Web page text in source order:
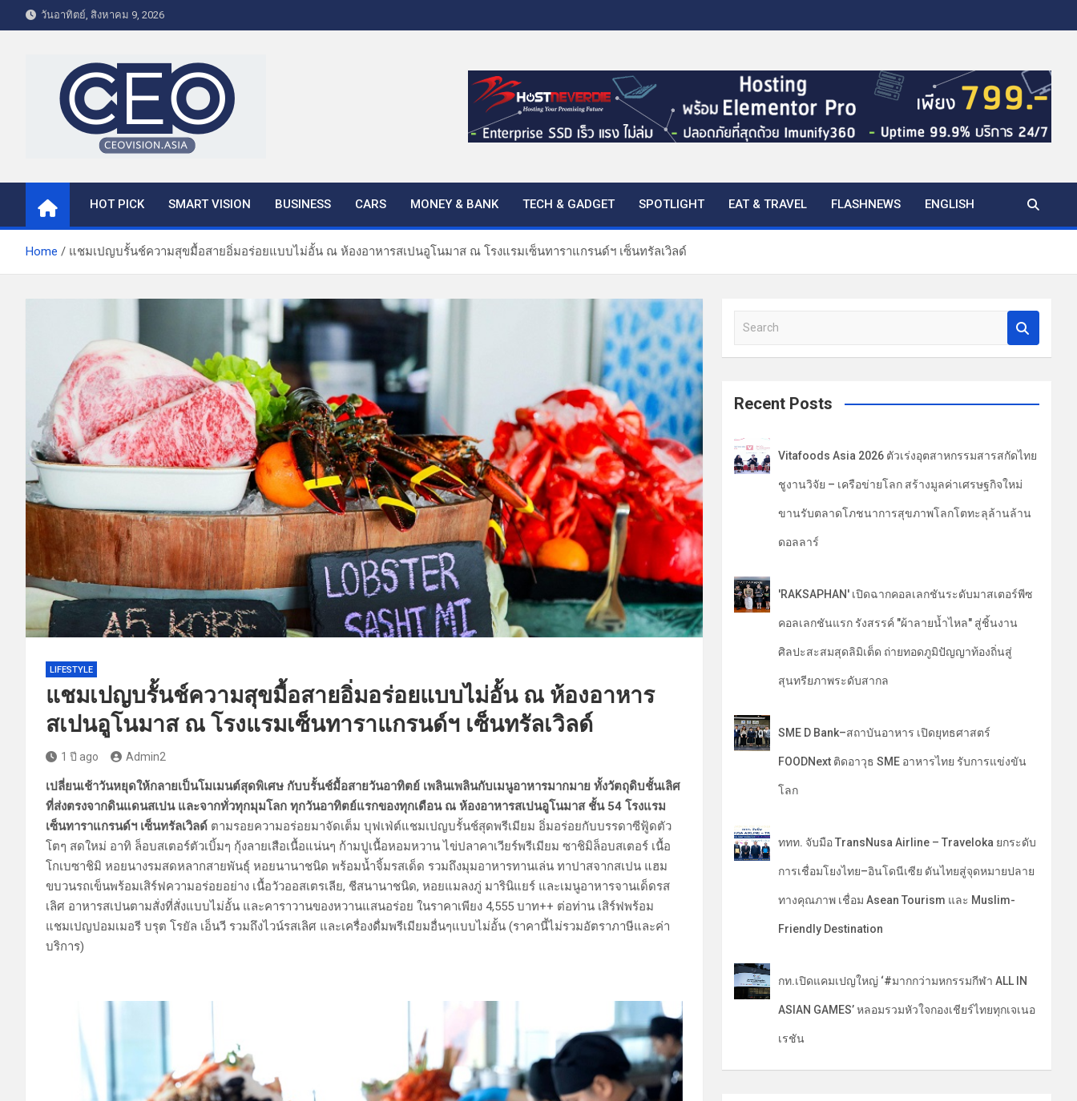
k
n
วันอาทิตย์, สิงหาคม 9, 2026
CEO VISION.ASIA
HOT PICK SMART VISION BUSINESS CARS MONEY & BANK TECH & GADGET SPOTLIGHT EAT & TRAVEL FLASHNEWS ENGLISH
Home แชมเปญบรั้นช์ความสุขมื้อสายอิ่มอร่อยแบบไม่อั้น ณ ห้องอาหารสเปนอูโนมาส ณ โรงแรมเซ็นทาราแกรนด์ฯ เซ็นทรัลเวิลด์
LIFESTYLE
แชมเปญบรั้นช์ความสุขมื้อสายอิ่มอร่อยแบบไม่อั้น ณ ห้องอาหาร
สเปนอูโนมาส ณ โรงแรมเซ็นทาราแกรนด์ฯ เซ็นทรัลเวิลด์
1 ปี ago Admin2
เปลี่ยนเช้าวันหยุดให้กลายเป็นโมเมนต์สุดพิเศษ กับบรั้นช์มื้อสายวันอาทิตย์ เพลินเพลินกับเมนูอาหารมากมาย ทั้งวัตถุดิบชั้นเลิศ
ที่ส่งตรงจากดินแดนสเปน และจากทั่วทุกมุมโลก ทุกวันอาทิตย์แรกของทุกเดือน ณ ห้องอาหารสเปนอูโนมาส ชั้น 54 โรงแรม
เซ็นทาราแกรนด์ฯ เซ็นทรัลเวิลด์ ตามรอยความอร่อยมาจัดเต็ม บุฟเฟ่ต์แชมเปญบรั้นช์สุดพรีเมียม อิ่มอร่อยกับบรรดาซีฟู้ดตัว
โตๆ สดใหม่ อาทิ ล็อบสเตอร์ตัวเบิ้มๆ กุ้งลายเสือเนื้อแน่นๆ ก้ามปูเนื้อหอมหวาน ไข่ปลาคาเวียร์พรีเมียม ซาชิมิล็อบสเตอร์ เนื้อ
โกเบซาชิมิ หอยนางรมสดหลากสายพันธุ์ หอยนานาชนิด พร้อมน้ำจิ้มรสเด็ด รวมถึงมุมอาหารทานเล่น ทาปาสจากสเปน แฮม
ขบวนรถเข็นพร้อมเสิร์ฟความอร่อยอย่าง เนื้อวัวออสเตรเลีย, ชีสนานาชนิด, หอยแมลงภู่ มารินิแยร์ และเมนูอาหารจานเด็ดรส
เลิศ อาหารสเปนตามสั่งที่สั่งแบบไม่อั้น และคาราวานของหวานแสนอร่อย ในราคาเพียง 4,555 บาท++ ต่อท่าน เสิร์ฟพร้อม
แชมเปญปอมเมอรี บรุต โรยัล เอ็นวี รวมถึงไวน์รสเลิศ และเครื่องดื่มพรีเมียมอื่นๆแบบไม่อั้น (ราคานี้ไม่รวมอัตราภาษีและค่า
บริการ)
a
c
Recent Posts
Vitafoods Asia 2026 ตัวเร่งอุตสาหกรรมสารสกัดไทย
ชูงานวิจัย – เครือข่ายโลก สร้างมูลค่าเศรษฐกิจใหม่
ขานรับตลาดโภชนาการสุขภาพโลกโตทะลุล้านล้าน
ดอลลาร์
'RAKSAPHAN' เปิดฉากคอลเลกชันระดับมาสเตอร์พีซ
คอลเลกชันแรก รังสรรค์ "ผ้าลายน้ำไหล" สู่ชิ้นงาน
ศิลปะสะสมสุดลิมิเต็ด ถ่ายทอดภูมิปัญญาท้องถิ่นสู่
สุนทรียภาพระดับสากล
SME D Bank–สถาบันอาหาร เปิดยุทธศาสตร์
FOODNext ติดอาวุธ SME อาหารไทย รับการแข่งขัน
โลก
ททท. จับมือ TransNusa Airline – Traveloka ยกระดับ
การเชื่อมโยงไทย–อินโดนีเซีย ดันไทยสู่จุดหมายปลาย
ทางคุณภาพ เชื่อม Asean Tourism และ Muslim-
Friendly Destination
กท.เปิดแคมเปญใหญ่ ‘#มากกว่ามหกรรมกีฬา ALL IN
ASIAN GAMES’ หลอมรวมหัวใจกองเชียร์ไทยทุกเจเนอ
เรชัน